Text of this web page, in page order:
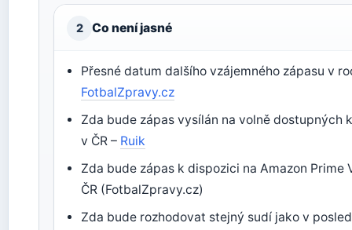
2 Co není jasné
Přesné datum dalšího vzájemného zápasu v
FotbalZpravy.cz
Zda bude zápas vysílán na volně dostupných
v ČR – Ruik
Zda bude zápas k dispozici na Amazon Prime
ČR (FotbalZpravy.cz)
Zda bude rozhodovat stejný sudí jako v